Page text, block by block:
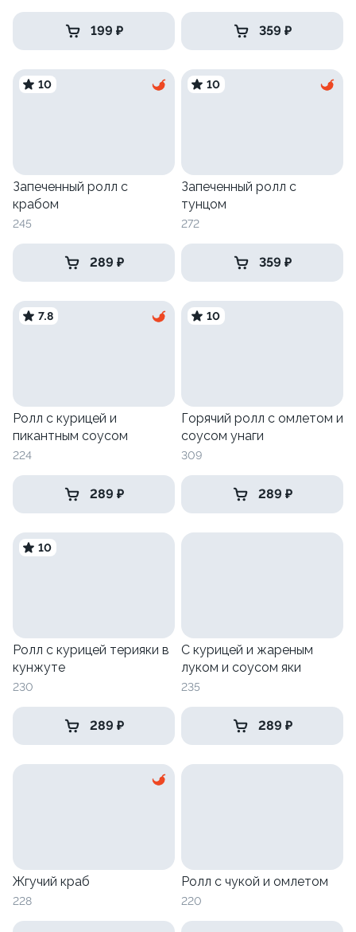
199 ₽ 359 ₽
10
Запеченный ролл с
крабом
245
289 ₽
10
Запеченный ролл с
тунцом
272
359 ₽
7.8
Ролл с курицей и
пикантным соусом
224
289 ₽
10
Горячий ролл с омлетом и
соусом унаги
309
289 ₽
10
Ролл с курицей терияки в
кунжуте
230
289 ₽
С курицей и жареным
луком и соусом яки
235
289 ₽
Жгучий краб
228
Ролл с чукой и омлетом
220